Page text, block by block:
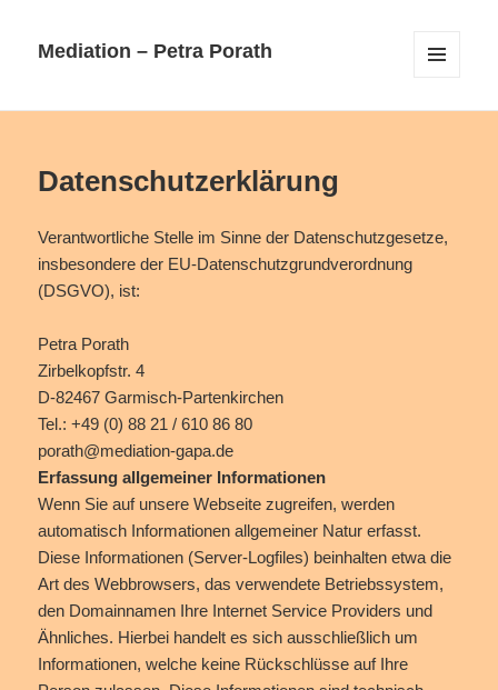
Mediation – Petra Porath
Datenschutzerklärung
Verantwortliche Stelle im Sinne der Datenschutzgesetze,
insbesondere der EU-Datenschutzgrundverordnung
(DSGVO), ist:
Petra Porath
Zirbelkopfstr. 4
D-82467 Garmisch-Partenkirchen
Tel.: +49 (0) 88 21 / 610 86 80
porath@mediation-gapa.de
Erfassung allgemeiner Informationen
Wenn Sie auf unsere Webseite zugreifen, werden
automatisch Informationen allgemeiner Natur erfasst.
Diese Informationen (Server-Logfiles) beinhalten etwa die
Art des Webbrowsers, das verwendete Betriebssystem,
den Domainnamen Ihre Internet Service Providers und
Ähnliches. Hierbei handelt es sich ausschließlich um
Informationen, welche keine Rückschlüsse auf Ihre